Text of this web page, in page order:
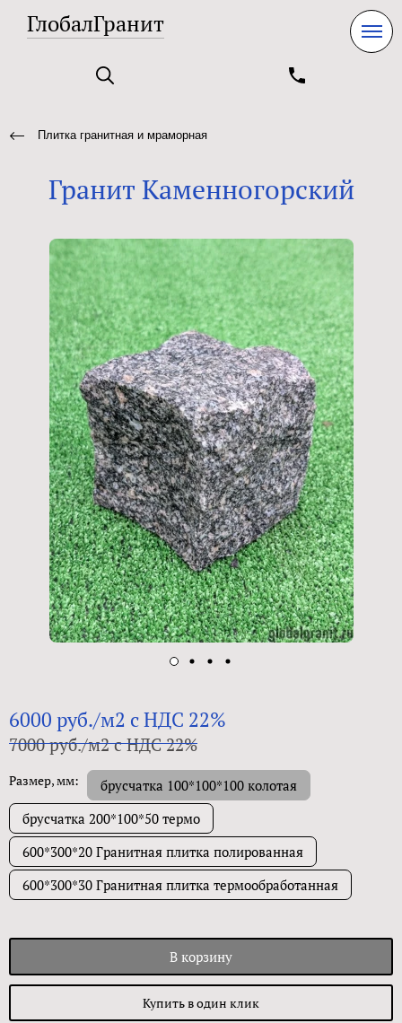
ГлобалГранит
Плитка гранитная и мраморная
Гранит Каменногорский
6000 руб./м2 с НДС 22%
7000 руб./м2 с НДС 22%
Размер, мм:
брусчатка 100*100*100 колотая
брусчатка 200*100*50 термо
600*300*20 Гранитная плитка полированная
600*300*30 Гранитная плитка термообработанная
В корзину
Купить в один клик